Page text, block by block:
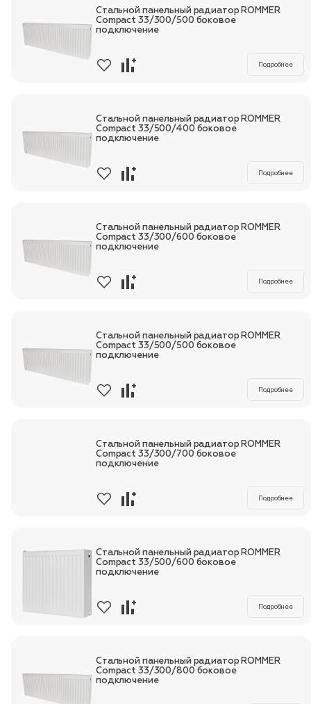
Подробнее
Стальной панельный радиатор ROMMER
Compact 33/300/500 боковое
подключение
Подробнее
Стальной панельный радиатор ROMMER
Compact 33/500/400 боковое
подключение
Подробнее
Стальной панельный радиатор ROMMER
Compact 33/300/600 боковое
подключение
Подробнее
Стальной панельный радиатор ROMMER
Compact 33/500/500 боковое
подключение
Подробнее
Стальной панельный радиатор ROMMER
Compact 33/300/700 боковое
подключение
Подробнее
Стальной панельный радиатор ROMMER
Compact 33/500/600 боковое
подключение
Стальной панельный радиатор ROMMER
Compact 33/300/800 боковое
подключение